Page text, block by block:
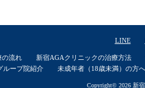
LINE
の流れ 新宿AGAクリニックの治療方法
ループ院紹介 未成年者（18歳未満）の方
Copyright© 2026 新